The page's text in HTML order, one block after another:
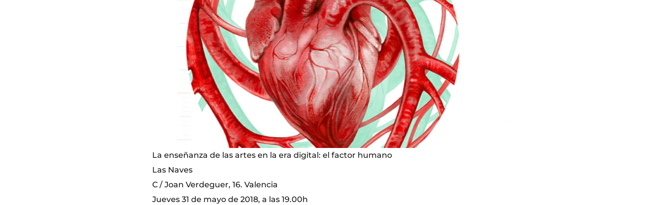
La enseñanza de las artes en la era digital: el factor humano
Las Naves
C / Joan Verdeguer, 16. Valencia
Jueves 31 de mayo de 2018, a las 19.00h